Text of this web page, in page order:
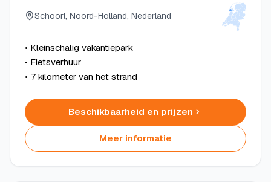
Schoorl, Noord-Holland, Nederland
• Kleinschalig vakantiepark
• Fietsverhuur
• 7 kilometer van het strand
Beschikbaarheid en prijzen
Meer informatie